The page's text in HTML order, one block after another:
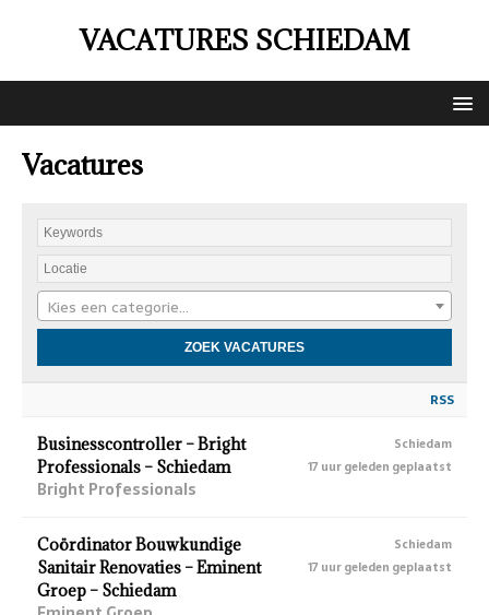
VACATURES SCHIEDAM
Vacatures
Kies een categorie…
RSS
Businesscontroller – Bright
Professionals – Schiedam
Bright Professionals
Schiedam
17 uur geleden geplaatst
Coördinator Bouwkundige
Sanitair Renovaties – Eminent
Groep – Schiedam
Schiedam
17 uur geleden geplaatst